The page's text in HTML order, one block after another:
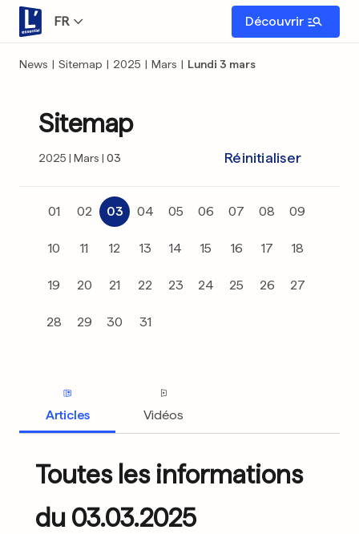
FR Découvrir
News | Sitemap | 2025 | Mars | Lundi 3 mars
Sitemap
2025 Mars 03 Réinitialiser
01 02 03 04 05 06 07 08 09
10 11 12 13 14 15 16 17 18
19 20 21 22 23 24 25 26 27
28 29 30 31
Articles Vidéos
Toutes les informations
du 03.03.2025